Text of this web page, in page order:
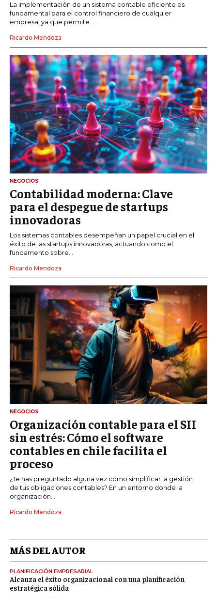
La implementación de un sistema contable eficiente es
fundamental para el control financiero de cualquier
empresa, ya que permite...
Ricardo Mendoza
NEGOCIOS
Contabilidad moderna: Clave
para el despegue de startups
innovadoras
Los sistemas contables desempeñan un papel crucial en el
éxito de las startups innovadoras, actuando como el
fundamento sobre...
Ricardo Mendoza
NEGOCIOS
Organización contable para el SII
sin estrés: Cómo el software
contables en chile facilita el
proceso
¿Te has preguntado alguna vez cómo simplificar la gestión
de tus obligaciones contables? En un entorno donde la
organización...
Ricardo Mendoza
MÁS DEL AUTOR
PLANIFICACIÓN EMPRESARIAL
Alcanza el éxito organizacional con una planificación
estratégica sólida